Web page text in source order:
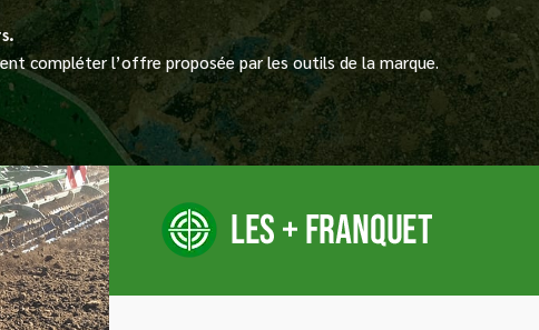
compléter l’offre proposée par les outils de la marque.